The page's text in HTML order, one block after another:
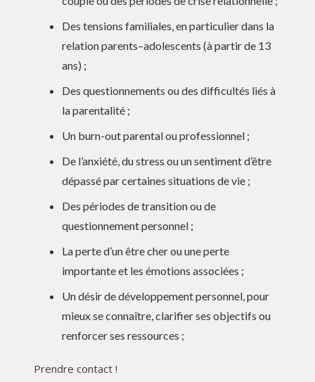
Des tensions familiales, en particulier dans la
relation parents–adolescents (à partir de 13
ans) ;
Des questionnements ou des difficultés liés à
la parentalité ;
Un burn-out parental ou professionnel ;
De l’anxiété, du stress ou un sentiment d’être
dépassé par certaines situations de vie ;
Des périodes de transition ou de
questionnement personnel ;
La perte d’un être cher ou une perte
importante et les émotions associées ;
Un désir de développement personnel, pour
mieux se connaître, clarifier ses objectifs ou
renforcer ses ressources ;
Prendre contact !